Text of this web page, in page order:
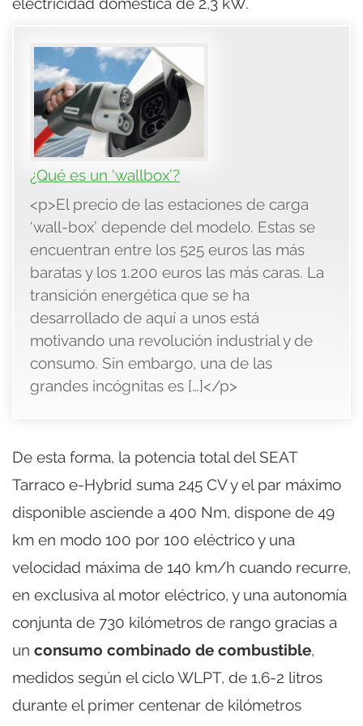
¿Qué es un ‘wallbox’?
<p>El precio de las estaciones de carga
‘wall-box’ depende del modelo. Estas se
encuentran entre los 525 euros las más
baratas y los 1.200 euros las más caras. La
transición energética que se ha
desarrollado de aquí a unos está
motivando una revolución industrial y de
consumo. Sin embargo, una de las
grandes incógnitas es […]</p>
De esta forma, la potencia total del SEAT
Tarraco e-Hybrid suma 245 CV y el par máximo
disponible asciende a 400 Nm, dispone de 49
km en modo 100 por 100 eléctrico y una
velocidad máxima de 140 km/h cuando recurre,
en exclusiva al motor eléctrico, y una autonomía
conjunta de 730 kilómetros de rango gracias a
un consumo combinado de combustible,
medidos según el ciclo WLPT, de 1,6-2 litros
durante el primer centenar de kilómetros